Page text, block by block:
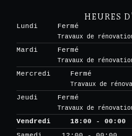
HEURES
Lundi
Fermé
Travaux de
Mardi
Fermé
Travaux de
Mercredi
Fermé
Travaux de
Jeudi
Fermé
Travaux de
Vendredi
18:00 - 00:00